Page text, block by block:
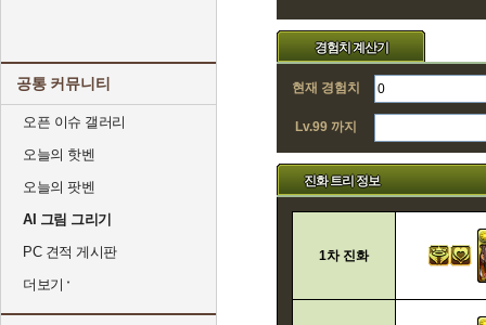
공통 커뮤니티
오픈 이슈 갤러리
오늘의 핫벤
오늘의 팟벤
AI 그림 그리기
PC 견적 게시판
더보기
경험치 계산기
현재 경험치
Lv.99 까지
진화 트리 정보
1차 진화